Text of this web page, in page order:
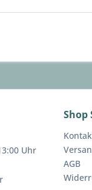
Uhr
Shop
AGB